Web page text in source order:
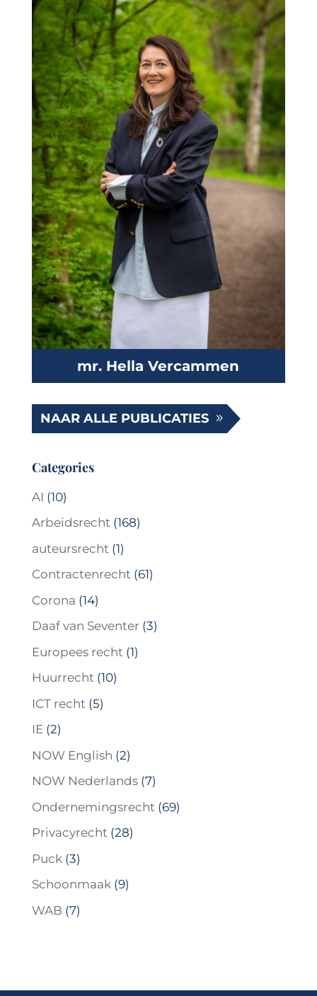
mr. Hella Vercammen
NAAR ALLE PUBLICATIES
Categories
AI (10)
Arbeidsrecht(168)
auteursrecht (1)
Contractenrecht(61)
Corona (14)
Daaf van Seventer(3)
Europees recht (1)
Huurrecht(10)
ICT recht (5)
IE(2)
NOW English (2)
NOW Nederlands(7)
Ondernemingsrecht (69)
Privacyrecht(28)
Puck(3)
Schoonmaak(9)
WAB (7)